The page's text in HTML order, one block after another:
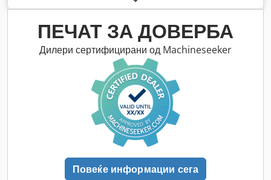
ПЕЧАТ ЗА ДОВЕРБА
Дилери сертифицирани од Machineseeker
Повеќе информации сега